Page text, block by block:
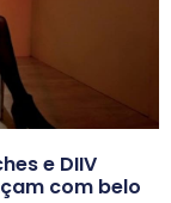
e DIIV
com belo